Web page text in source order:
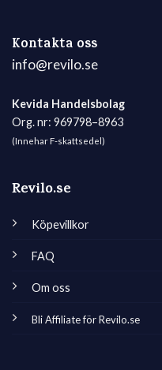
Kontakta oss
info@revilo.se
Kevida Handelsbolag
Org. nr: 969798–8963
(Innehar F-skattsedel)
Revilo.se
Köpevillkor
FAQ
Om oss
Bli Affiliate för Revilo.se